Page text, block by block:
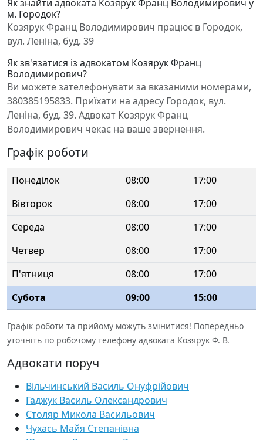
Як знайти адвоката Козярук Франц Володимирович у
м. Городок?
Козярук Франц Володимирович працює в Городок,
вул. Леніна, буд. 39
Як зв'язатися із адвокатом Козярук Франц
Володимирович?
Ви можете зателефонувати за вказаними номерами,
380385195833. Приїхати на адресу Городок, вул.
Леніна, буд. 39. Адвокат Козярук Франц
Володимирович чекає на ваше звернення.
Графік роботи
Понеділок 08:00
17:00
Вівторок
08:00
17:00
Середа
08:00
17:00
Четвер
08:00
17:00
П'ятниця
08:00
17:00
Субота
09:00 15:00
Графік роботи та прийому можуть змінитися! Попередньо
уточніть по робочому телефону адвоката Козярук Ф. В.
Адвокати поруч
Вільчинський Василь Онуфрійович
Гаджук Василь Олександрович
Столяр Микола Васильович
Чухась Майя Степанівна